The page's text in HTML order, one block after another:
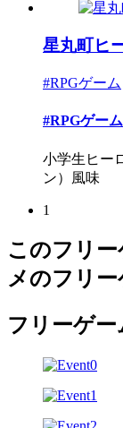
星丸町ヒ
#RPGゲーム
#RPGゲーム
小学生ヒー
ン）風味
1
このフリ
メのフリー
フリーゲー